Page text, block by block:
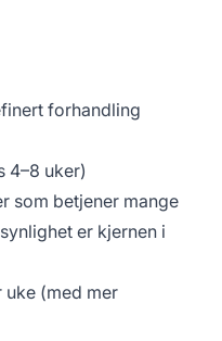
forhandling
4–8 uker)
som betjener mange
er kjernen i
uke (med mer